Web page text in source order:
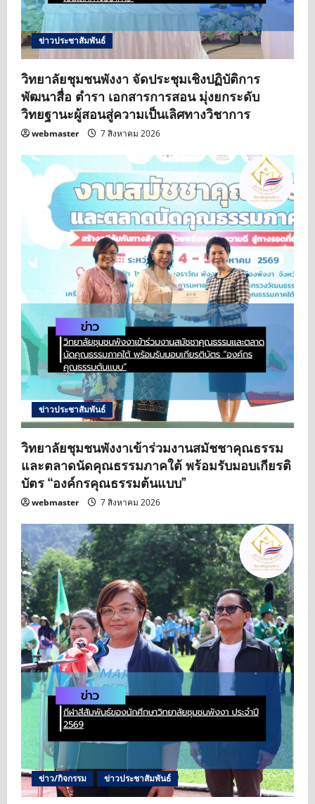
ข่าวประชาสัมพันธ์
วิทยาลัยชุมชนพังงา จัดประชุมเชิงปฏิบัติการ
พัฒนาสื่อ ตำรา เอกสารการสอน มุ่งยกระดับ
วิทยฐานะผู้สอนสู่ความเป็นเลิศทางวิชาการ
webmaster 7 สิงหาคม 2026
ข่าวประชาสัมพันธ์
วิทยาลัยชุมชนพังงาเข้าร่วมงานสมัชชาคุณธรรม
และตลาดนัดคุณธรรมภาคใต้ พร้อมรับมอบเกียรติ
บัตร “องค์กรคุณธรรมต้นแบบ”
webmaster 7 สิงหาคม 2026
ข่าว/กิจกรรม ข่าวประชาสัมพันธ์